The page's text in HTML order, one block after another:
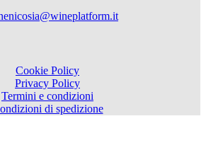
Cookie Policy
Privacy Policy
Termini e condizioni
di spedizione